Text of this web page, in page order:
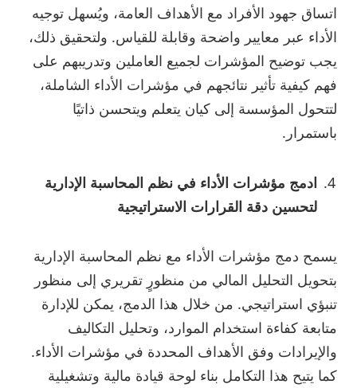
اتساق جهود الأفراد مع الأهداف العامة، ويُسهل توجيه
الأداء عبر معايير واضحة وقابلة للقياس. ولتحقيق ذلك،
يجب توضيح المؤشرات لجميع العاملين وتدريبهم على
فهم كيفية تأثير نتائجهم في مؤشرات الأداء الشاملة،
لتتحول المؤسسة إلى كيان يتعلم ويتحسن ذاتيًا
باستمرار.
ادمج مؤشرات الأداء في نظم المحاسبة الإدارية
لتحسين دقة القرارات الاستراتيجية
يسمح دمج مؤشرات الأداء مع نظم المحاسبة الإدارية
بتحويل التحليل المالي من منظورٍ تقريري إلى منظور
تنبؤي استراتيجي. من خلال هذا الدمج، يمكن للإدارة
متابعة كفاءة استخدام الموارد، وتحليل التكاليف
والإيرادات وفق الأهداف المحددة في مؤشرات الأداء.
كما يتيح هذا التكامل بناء لوحة قيادة مالية وتشغيلية